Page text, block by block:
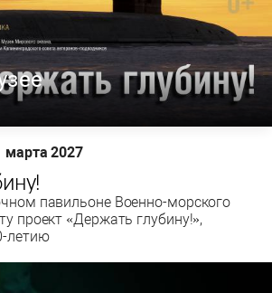
марта 2027
павильоне Военно-морского
проект «Держать глубину!»,
летию